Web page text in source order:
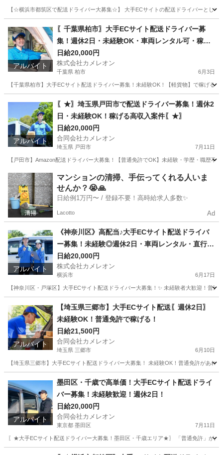
【☆横浜市都筑区で配送ドライバー大募集☆】 大手ECサイトの配送ドライバーとし
ドライバー 積み込み
アルバイト
〖千葉県柏市〗大手ECサイト配送ドライバー募
集！週休2日・未経験OK・車両レンタル可・稼げ
る！
日給20,000円
株式会社カメレオン
千葉県 柏市 6月3日
【千葉県柏市】大手ECサイト配送ドライバー募集！未経験OK！【軽貨物】で稼げ
ドライバー 積み込み
アルバイト
〖★〗埼玉県戸田市で配送ドライバー募集！週休2
日・未経験OK！稼げる高収入案件〖★〗
日給20,000円
合同会社カメレオン
埼玉県 戸田市 7月11日
【戸田市】Amazon配送ドライバー大募集！【普通免許でOK】未経験・学歴・職歴
埼玉 戸田市 ドライバー 積み込み
マンションの清掃、手伝ってくれる人いま
せんか？😭🙏
日給例1万円〜 / 登録不要！高時給求人多数✨
Lacotto Ad
アルバイト
《神奈川区》高配当♪大手ECサイト配送ドライバ
ー募集！未経験◎週休2日・車両レンタル・直行直
帰OK
日給20,000円
株式会社カメレオン
横浜市 6月17日
【神奈川区・戸塚区】大手ECサイト配送ドライバー大募集！✨ 未経験者大歓迎！普
ドライバー 荷物
アルバイト
【埼玉県三郷市】大手ECサイト配送〖週休2日〗
未経験OK！普通免許で稼げる！
日給21,500円
合同会社カメレオン
埼玉県 三郷市 6月10日
【埼玉県三郷市】大手ECサイト配送ドライバー大募集！ 未経験OK！普通免許があ
ドライバー 積み込み
アルバイト
墨田区・千歳で高単価！大手ECサイト配送ドライ
バー募集！未経験歓迎！週休2日！
日給20,000円
合同会社カメレオン
東京都 墨田区 7月11日
〖★大手ECサイト配送ドライバー大募集！墨田区・千歳エリア★〗 「普通免許」が
ドライバー 積み込み